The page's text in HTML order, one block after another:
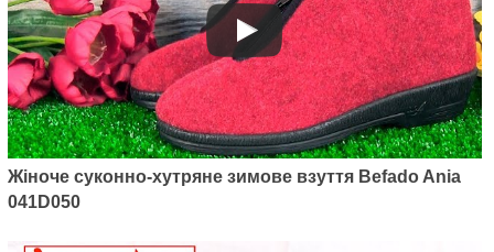
Артикул: 996D004
Жіноче суконно-хутряне зимове
взуття Befado Alaska 996D004
630 грн.
Жіноче суконно-хутряне зимове взуття Befado Ania
041D050